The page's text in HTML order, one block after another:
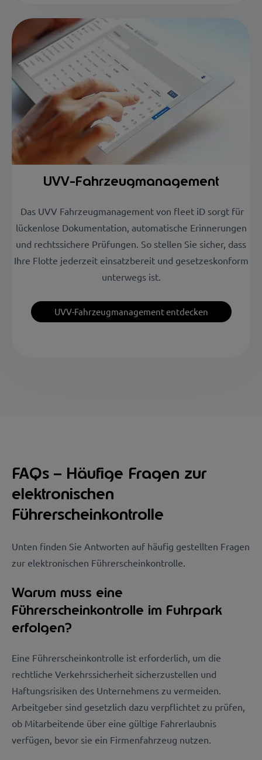
UVV-Fahrzeugmanagement
Das UVV Fahrzeugmanagement von fleet iD sorgt für
lückenlose Dokumentation, automatische Erinnerungen
und rechtssichere Prüfungen. So stellen Sie sicher, dass
Ihre Flotte jederzeit einsatzbereit und gesetzeskonform
unterwegs ist.
UVV-Fahrzeugmanagement entdecken
FAQs – Häufige Fragen zur
elektronischen
Führerscheinkontrolle
Unten finden Sie Antworten auf häufig gestellten Fragen
zur elektronischen Führerscheinkontrolle.
Warum muss eine
Führerscheinkontrolle im Fuhrpark
erfolgen?
Eine Führerscheinkontrolle ist erforderlich, um die
rechtliche Verkehrssicherheit sicherzustellen und
Haftungsrisiken des Unternehmens zu vermeiden.
Arbeitgeber sind gesetzlich dazu verpflichtet zu prüfen,
ob Mitarbeitende über eine gültige Fahrerlaubnis
verfügen, bevor sie ein Firmenfahrzeug nutzen.